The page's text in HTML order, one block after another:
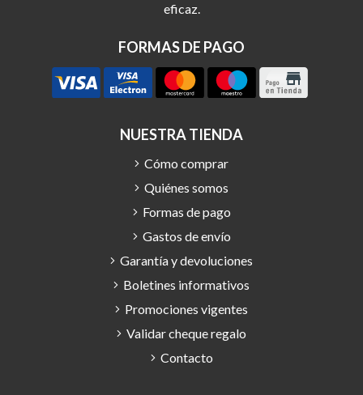
eficaz.
FORMAS DE PAGO
NUESTRA TIENDA
Cómo comprar
Quiénes somos
Formas de pago
Gastos de envío
Garantía y devoluciones
Boletines informativos
Promociones vigentes
Validar cheque regalo
Contacto